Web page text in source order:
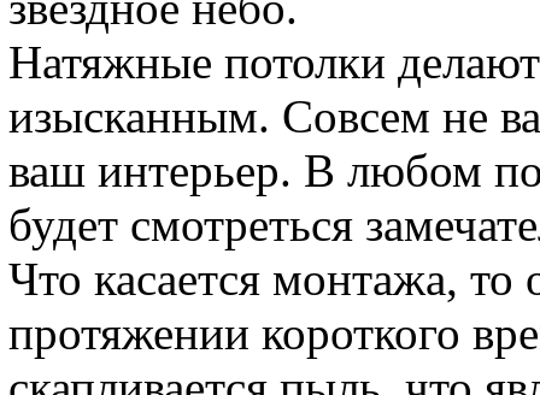
Натяжные потолки
изысканным. Совсем не
ваш интерьер. В любом
будет смотреться
Что касается монтажа,
протяжении короткого